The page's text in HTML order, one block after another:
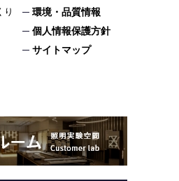
り
環境・品質情報
個人情報保護方針
サイトマップ